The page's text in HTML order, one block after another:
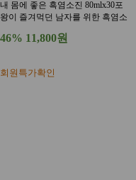
내 몸에 좋은 흑염소진 80mlx30포
왕이 즐겨먹던 남자를 위한 흑염소
46% 11,800원
회원특가확인